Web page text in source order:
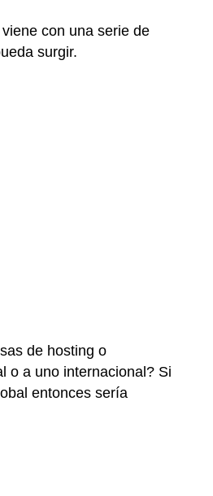
pasarelas
de
del
sitio
Cumplimiento
de
con una serie de
surgir.
de hosting o
o a uno internacional? Si
entonces sería